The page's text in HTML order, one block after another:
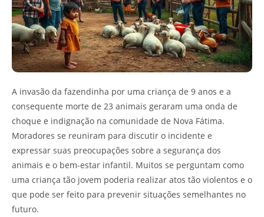
A invasão da fazendinha por uma criança de 9 anos e a
consequente morte de 23 animais geraram uma onda de
choque e indignação na comunidade de Nova Fátima.
Moradores se reuniram para discutir o incidente e
expressar suas preocupações sobre a segurança dos
animais e o bem-estar infantil. Muitos se perguntam como
uma criança tão jovem poderia realizar atos tão violentos e o
que pode ser feito para prevenir situações semelhantes no
futuro.